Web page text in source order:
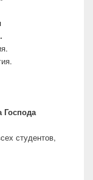
Господа
студентов,